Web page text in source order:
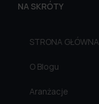
NA SKRÓTY
STRONA GŁÓWNA
O Blogu
Aranżacje